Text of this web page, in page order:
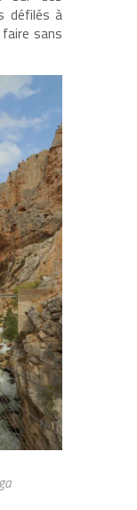
défilés à
sans